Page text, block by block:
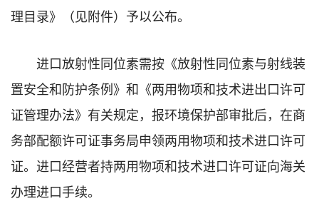
理目录》（见附件）予以公布。
进口放射性同位素需按《放射性同位素与射线装
置安全和防护条例》和《两用物项和技术进出口许可
证管理办法》有关规定，报环境保护部审批后，在商
务部配额许可证事务局申领两用物项和技术进口许可
证。进口经营者持两用物项和技术进口许可证向海关
办理进口手续。